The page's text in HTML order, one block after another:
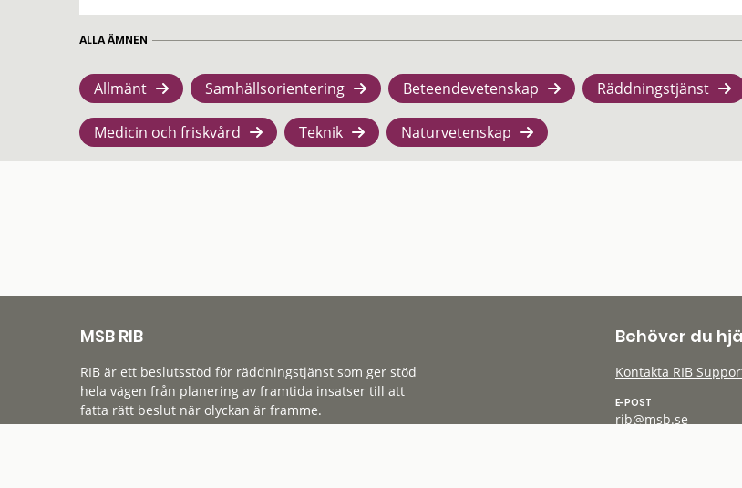
ALLA ÄMNEN
Allmänt Samhällsorientering Beteendevetenskap Räddningstjänst
Medicin och friskvård Teknik Naturvetenskap
MSB RIB
RIB är ett beslutsstöd för räddningstjänst som ger stöd
hela vägen från planering av framtida insatser till att
fatta rätt beslut när olyckan är framme.
Behöver du
Kontakta RIB
E-POST
rib@msb.se